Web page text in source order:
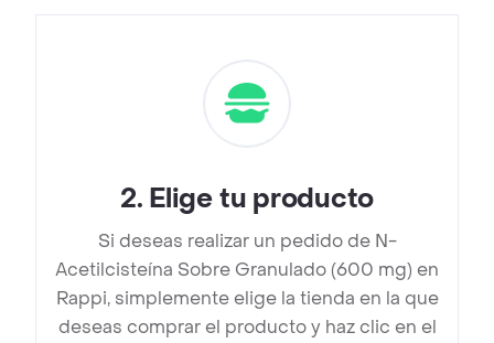
2. Elige tu producto
Si deseas realizar un pedido de N-
Acetilcisteína Sobre Granulado (600 mg) en
Rappi, simplemente elige la tienda en la que
deseas comprar el producto y haz clic en el